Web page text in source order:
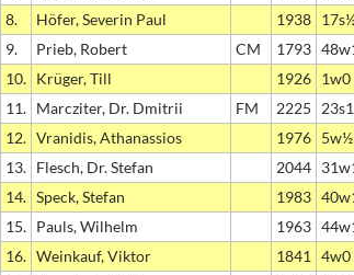
8.
Höfer, Severin Paul 1938
9.
Prieb, Robert CM 1793
10. Krüger, Till 1926 1w0
11. Marcziter, Dr. Dmitrii FM 2225 23s1
12. Vranidis, Athanassios 1976 5w½
13. Flesch, Dr. Stefan 2044
14. Speck, Stefan 1983
15. Pauls, Wilhelm 1963
16. Weinkauf, Viktor 1841 4w0